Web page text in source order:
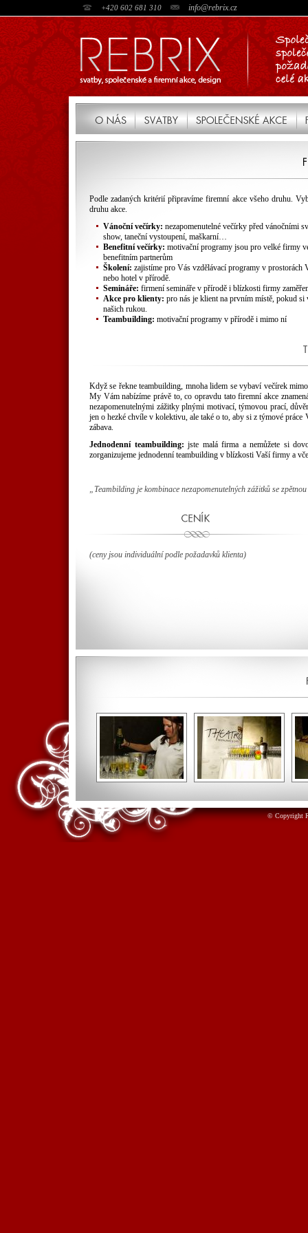
Podle zadaných kritérií připravíme firemní akce všeho druhu.
druhu akce.
Vánoční večírky: nezapomenutelné večírky před vánočními
show, taneční vystoupení, maškarní…
Benefitní večírky: motivační programy jsou pro velké firmy
benefitním partnerům
Školení: zajistíme pro Vás vzdělávací programy v prostorách
nebo hotel v přírodě.
Semináře: firmení semináře v přírodě i blízkosti firmy
Akce pro klienty: pro nás je klient na prvním místě, pokud si
našich rukou.
Teambuilding: motivační programy v přírodě i mimo ní
Když se řekne teambuilding, mnoha lidem se vybaví večírek
My Vám nabízíme právě to, co opravdu tato firemní akce
nezapomenutelnými zážitky plnými motivací, týmovou prací,
jen o hezké chvíle v kolektivu, ale také o to, aby si z týmové
zábava.
Jednodenní teambuilding: jste malá firma a nemůžete si
zorganizujeme jednodenní teambuilding v blízkosti Vaší firmy a
„Teambilding je kombinace nezapomenutelných zážitků se
(ceny jsou individuální podle požadavků klienta)
© Copyright
+420 602 681 310 info@rebrix.cz